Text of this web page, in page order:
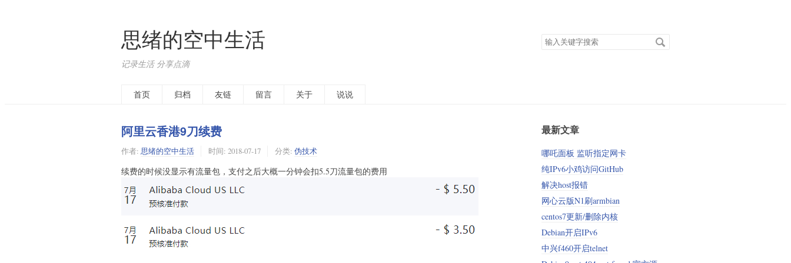
思绪的空中生活
记录生活 分享点滴
搜
首页 归档 友链 留言 关于 说说
阿里云香港9刀续费
作者: 思绪的空中生活 时间: 2018-07-17 分类: 伪技术
续费的时候没显示有流量包，支付之后大概一分钟会扣5.5刀流量包的费用
最新文章
哪吒面板 监听指定网卡
纯IPv6小鸡访问GitHub
解决host报错
网心云版N1刷armbian
centos7更新/删除内核
Debian开启IPv6
中兴f460开启telnet